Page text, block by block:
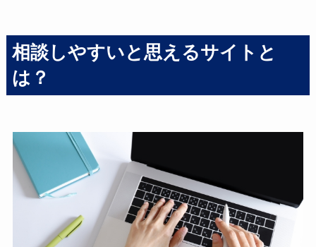
相談しやすいと思えるサイトと
は？